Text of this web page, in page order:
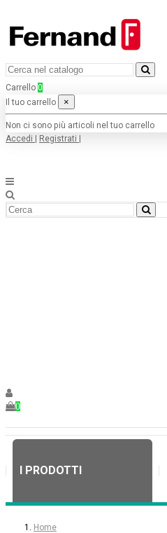
Carrello 0
Il tuo carrello
×
Non ci sono più articoli nel tuo carrello
Accedi
Registrati
0
I PRODOTTI
Home